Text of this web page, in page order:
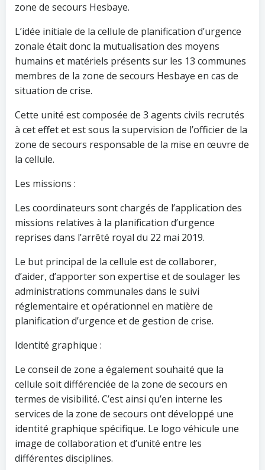
zone de secours Hesbaye.
L’idée initiale de la cellule de planification d’urgence
zonale était donc la mutualisation des moyens
humains et matériels présents sur les 13 communes
membres de la zone de secours Hesbaye en cas de
situation de crise.
Cette unité est composée de 3 agents civils recrutés
à cet effet et est sous la supervision de l’officier de la
zone de secours responsable de la mise en œuvre de
la cellule.
Les missions :
Les coordinateurs sont chargés de l’application des
missions relatives à la planification d’urgence
reprises dans l’arrêté royal du 22 mai 2019.
Le but principal de la cellule est de collaborer,
d’aider, d’apporter son expertise et de soulager les
administrations communales dans le suivi
réglementaire et opérationnel en matière de
planification d’urgence et de gestion de crise.
Identité graphique :
Le conseil de zone a également souhaité que la
cellule soit différenciée de la zone de secours en
termes de visibilité. C’est ainsi qu’en interne les
services de la zone de secours ont développé une
identité graphique spécifique. Le logo véhicule une
image de collaboration et d’unité entre les
différentes disciplines.